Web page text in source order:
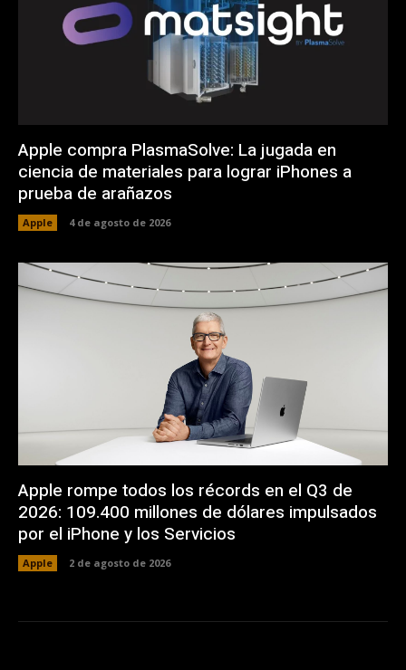
Apple compra PlasmaSolve: La jugada en
ciencia de materiales para lograr iPhones a
prueba de arañazos
Apple 4 de agosto de 2026
Apple rompe todos los récords en el Q3 de
2026: 109.400 millones de dólares impulsados
por el iPhone y los Servicios
Apple 2 de agosto de 2026